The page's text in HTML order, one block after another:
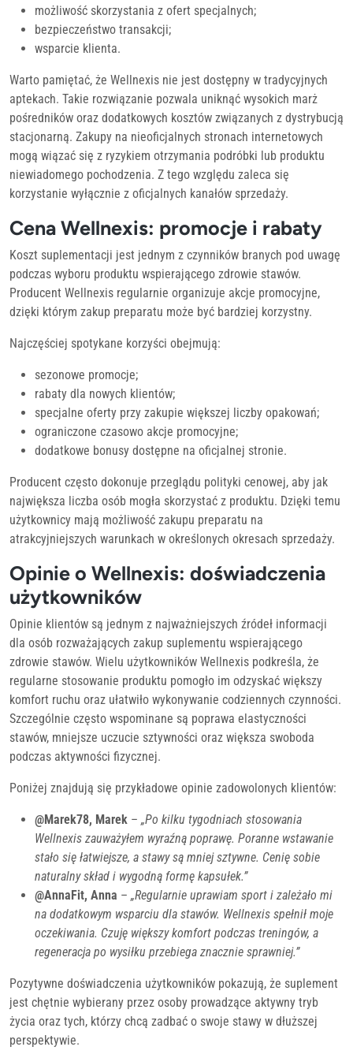
możliwość skorzystania z ofert specjalnych;
bezpieczeństwo transakcji;
wsparcie klienta.
Warto pamiętać, że Wellnexis nie jest dostępny w tradycyjnych
aptekach. Takie rozwiązanie pozwala uniknąć wysokich marż
pośredników oraz dodatkowych kosztów związanych z dystrybucją
stacjonarną. Zakupy na nieoficjalnych stronach internetowych
mogą wiązać się z ryzykiem otrzymania podróbki lub produktu
niewiadomego pochodzenia. Z tego względu zaleca się
korzystanie wyłącznie z oficjalnych kanałów sprzedaży.
Cena Wellnexis: promocje i rabaty
Koszt suplementacji jest jednym z czynników branych pod uwagę
podczas wyboru produktu wspierającego zdrowie stawów.
Producent Wellnexis regularnie organizuje akcje promocyjne,
dzięki którym zakup preparatu może być bardziej korzystny.
Najczęściej spotykane korzyści obejmują:
sezonowe promocje;
rabaty dla nowych klientów;
specjalne oferty przy zakupie większej liczby opakowań;
ograniczone czasowo akcje promocyjne;
dodatkowe bonusy dostępne na oficjalnej stronie.
Producent często dokonuje przeglądu polityki cenowej, aby jak
największa liczba osób mogła skorzystać z produktu. Dzięki temu
użytkownicy mają możliwość zakupu preparatu na
atrakcyjniejszych warunkach w określonych okresach sprzedaży.
Opinie o Wellnexis: doświadczenia
użytkowników
Opinie klientów są jednym z najważniejszych źródeł informacji
dla osób rozważających zakup suplementu wspierającego
zdrowie stawów. Wielu użytkowników Wellnexis podkreśla, że
regularne stosowanie produktu pomogło im odzyskać większy
komfort ruchu oraz ułatwiło wykonywanie codziennych czynności.
Szczególnie często wspominane są poprawa elastyczności
stawów, mniejsze uczucie sztywności oraz większa swoboda
podczas aktywności fizycznej.
Poniżej znajdują się przykładowe opinie zadowolonych klientów:
@Marek78, Marek – „Po kilku tygodniach stosowania
Wellnexis zauważyłem wyraźną poprawę. Poranne wstawanie
stało się łatwiejsze, a stawy są mniej sztywne. Cenię sobie
naturalny skład i wygodną formę kapsułek.”
@AnnaFit, Anna – „Regularnie uprawiam sport i zależało mi
na dodatkowym wsparciu dla stawów. Wellnexis spełnił moje
oczekiwania. Czuję większy komfort podczas treningów, a
regeneracja po wysiłku przebiega znacznie sprawniej.”
Pozytywne doświadczenia użytkowników pokazują, że suplement
jest chętnie wybierany przez osoby prowadzące aktywny tryb
życia oraz tych, którzy chcą zadbać o swoje stawy w dłuższej
perspektywie.